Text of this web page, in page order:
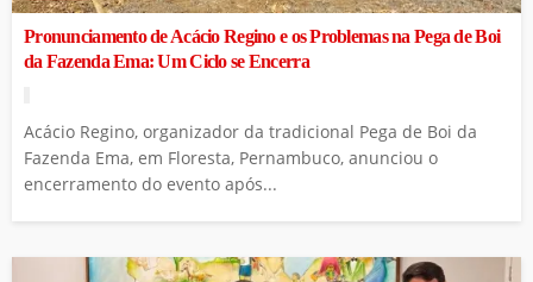
Pronunciamento de Acácio Regino e os Problemas na Pega de Boi
da Fazenda Ema: Um Ciclo se Encerra
Acácio Regino, organizador da tradicional Pega de Boi da
Fazenda Ema, em Floresta, Pernambuco, anunciou o
encerramento do evento após...